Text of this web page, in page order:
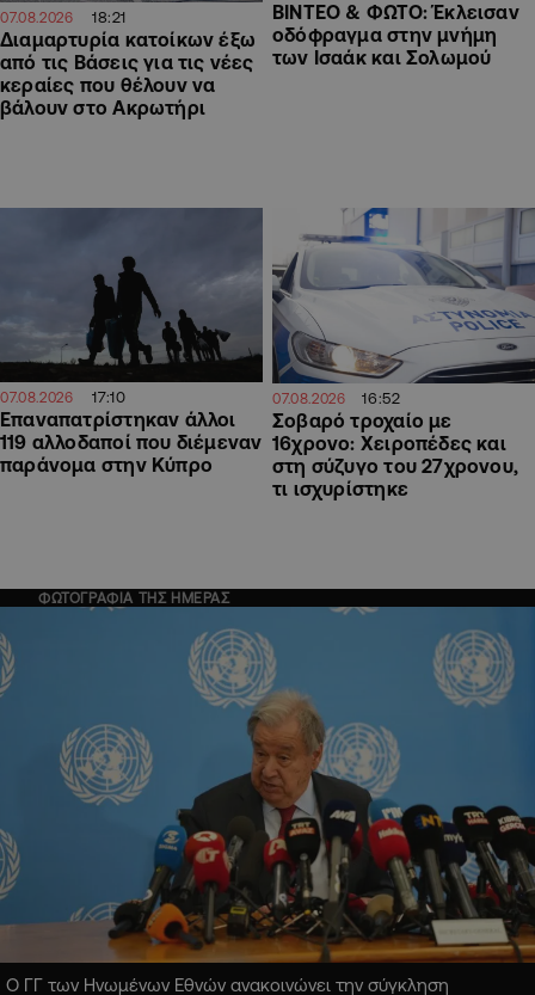
07.08.2026 18:21
Διαμαρτυρία κατοίκων έξω
από τις Βάσεις για τις νέες
κεραίες που θέλουν να
βάλουν στο Ακρωτήρι
ΒΙΝΤΕΟ & ΦΩΤΟ: Έκλεισαν
οδόφραγμα στην μνήμη
των Ισαάκ και Σολωμού
07.08.2026 17:10
Επαναπατρίστηκαν άλλοι
119 αλλοδαποί που διέμεναν
παράνομα στην Κύπρο
07.08.2026 16:52
Σοβαρό τροχαίο με
16χρονο: Χειροπέδες και
στη σύζυγο του 27χρονου,
τι ισχυρίστηκε
ΦΩΤΟΓΡΑΦΙΑ ΤΗΣ ΗΜΕΡΑΣ
Ο ΓΓ των Ηνωμένων Εθνών ανακοινώνει την σύγκληση